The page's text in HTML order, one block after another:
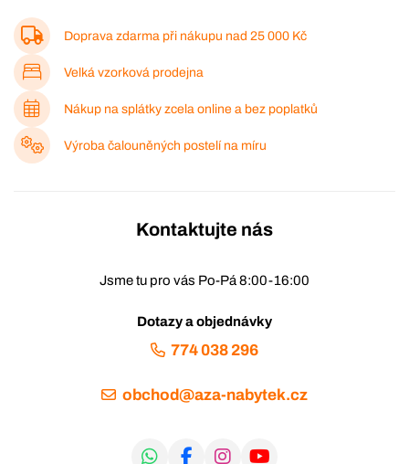
Doprava zdarma při nákupu nad 25 000 Kč
Velká vzorková prodejna
Nákup na splátky zcela online a bez poplatků
Výroba čalouněných postelí na míru
Kontaktujte nás
Jsme tu pro vás Po-Pá 8:00-16:00
Dotazy a objednávky
774 038 296
obchod@aza-nabytek.cz